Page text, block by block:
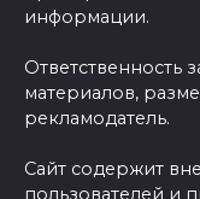
информации.
Ответственность
материалов,
рекламодатель.
Сайт содержит
пользователей и